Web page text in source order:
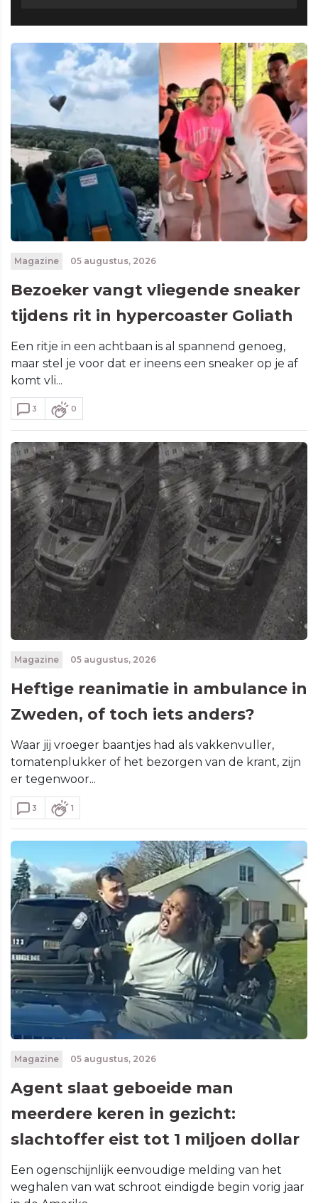
Magazine 05 augustus, 2026
Bezoeker vangt vliegende sneaker
tijdens rit in hypercoaster Goliath
Een ritje in een achtbaan is al spannend genoeg,
maar stel je voor dat er ineens een sneaker op je af
komt vli...
3 0
Magazine 05 augustus, 2026
Heftige reanimatie in ambulance in
Zweden, of toch iets anders?
Waar jij vroeger baantjes had als vakkenvuller,
tomatenplukker of het bezorgen van de krant, zijn
er tegenwoor...
3 1
Magazine 05 augustus, 2026
Agent slaat geboeide man
meerdere keren in gezicht:
slachtoffer eist tot 1 miljoen dollar
Een ogenschijnlijk eenvoudige melding van het
weghalen van wat schroot eindigde begin vorig jaar